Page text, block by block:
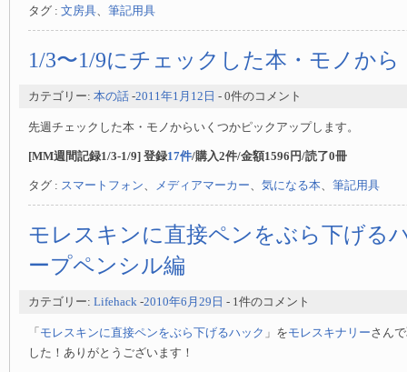
タグ : 文房具、 筆記用具
1/3〜1/9にチェックした本・モノから
カテゴリー: 本の話 -2011年1月12日 - 0件のコメント
先週チェックした本・モノからいくつかピックアップします。
[MM週間記録1/3-1/9] 登録17件/購入2件/金額1596円/読了0冊
タグ : スマートフォン、 メディアマーカー、 気になる本、 筆記用具
モレスキンに直接ペンをぶら下げる
ープペンシル編
カテゴリー: Lifehack -2010年6月29日 - 1件のコメント
「 モレスキンに直接ペンをぶら下げるハック 」をモレスキナリーさん
した！ありがとうございます！